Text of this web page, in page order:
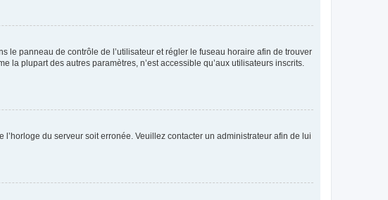
le panneau de contrôle de l’utilisateur et régler le fuseau horaire afin de trouver
plupart des autres paramètres, n’est accessible qu’aux utilisateurs inscrits.
du serveur soit erronée. Veuillez contacter un administrateur afin de lui